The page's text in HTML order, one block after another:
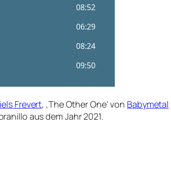
Frevert, ‚The Other One‘ von Babymetal
aus dem Jahr 2021.